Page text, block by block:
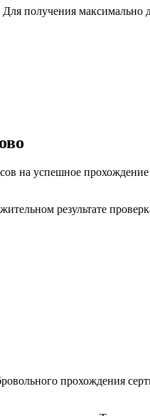
получения максимально
на успешное
результате
прохождения